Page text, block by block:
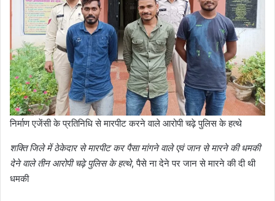
निर्माण एजेंसी के प्रतिनिधि से मारपीट करने वाले आरोपी चढ़े पुलिस के हत्थे
शक्ति जिले में ठेकेदार से मारपीट कर पैसा मांगने वाले एवं जान से मारने की धमकी
देने वाले तीन आरोपी चढ़े पुलिस के हत्थे, पैसे ना देने पर जान से मारने की दी थी
धमकी